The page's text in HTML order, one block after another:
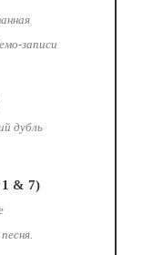
записи
дубль
1 & 7)